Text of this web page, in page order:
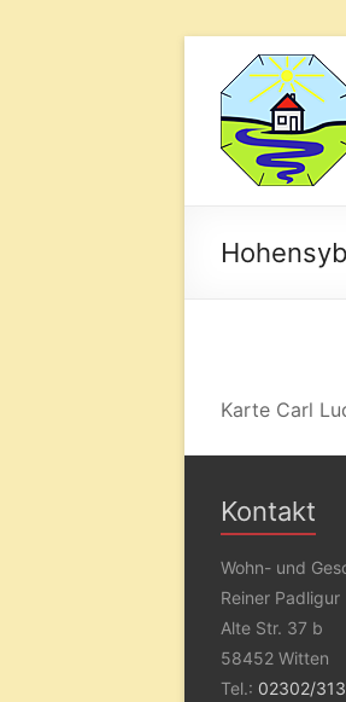
Kraftorte
und
auf
Karte Carl
Kontakt
Wohn- und
Reiner Padligur
Alte Str. 37 b
58452 Witten
Tel.: 02302/